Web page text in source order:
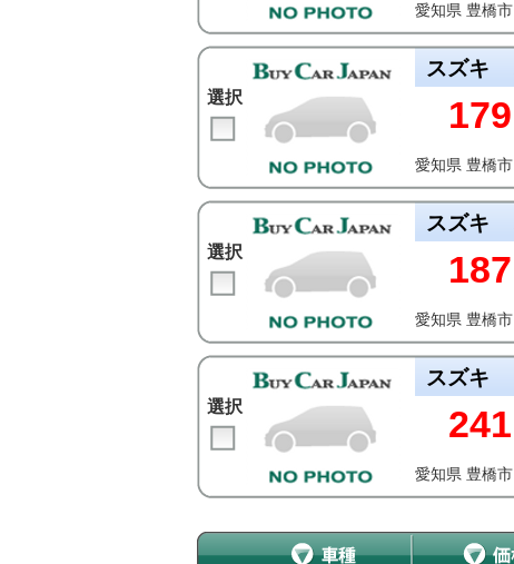
愛知県 豊橋市
選択
スズキ
179
愛知県 豊橋市
選択
スズキ
187
愛知県 豊橋市
選択
スズキ
241
愛知県 豊橋市